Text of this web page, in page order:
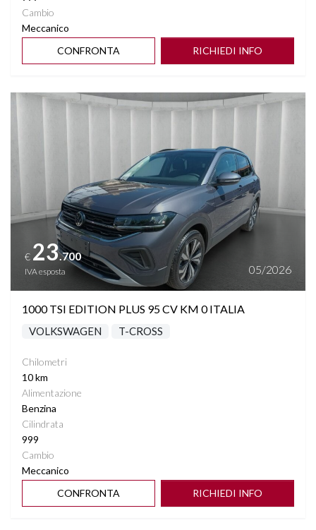
Cambio
Meccanico
CONFRONTA
RICHIEDI INFO
Vedi dettagli
€ 23.700
IVA esposta 05/2026
1000 TSI EDITION PLUS 95 CV KM 0 ITALIA
VOLKSWAGEN T-CROSS
Chilometri
10 km
Alimentazione
Benzina
Cilindrata
999
Cambio
Meccanico
CONFRONTA
RICHIEDI INFO